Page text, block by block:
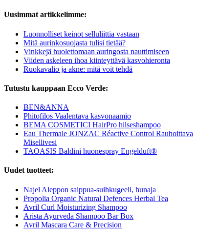
Uusimmat artikkelimme:
Luonnolliset keinot selluliittia vastaan
Mitä aurinkosuojasta tulisi tietää?
Vinkkejä huolettomaan auringosta nauttimiseen
Viiden askeleen ihoa kiinteyttävä kasvohieronta
Ruokavalio ja akne: mitä voit tehdä
Tutustu kauppaan Ecco Verde:
BEN&ANNA
Phitofilos Vaalentava kasvonaamio
BEMA COSMETICI HairPro hilseshampoo
Eau Thermale JONZAC Réactive Control Rauhoittava
Misellivesi
TAOASIS Baldini huonespray Engelduft®
Uudet tuotteet:
Najel Aleppon saippua-suihkugeeli, hunaja
Propolia Organic Natural Defences Herbal Tea
Avril Curl Moisturizing Shampoo
Arista Ayurveda Shampoo Bar Box
Avril Mascara Care & Precision